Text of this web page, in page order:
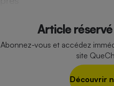
Article
Abonnez-vous et accédez
site
Découvrir